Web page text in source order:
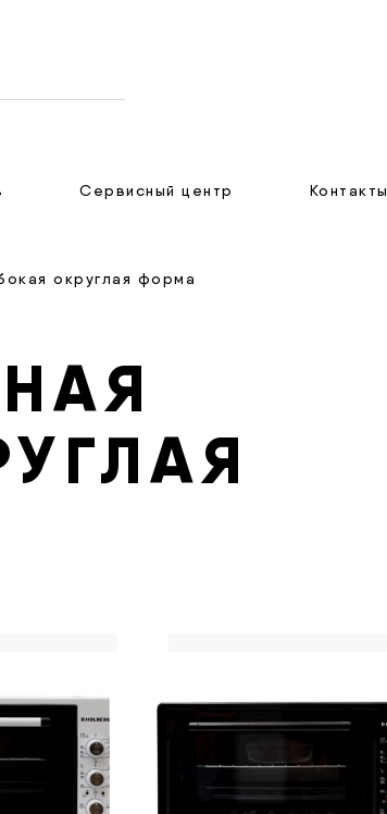
Сервисный центр Контакты
округлая форма